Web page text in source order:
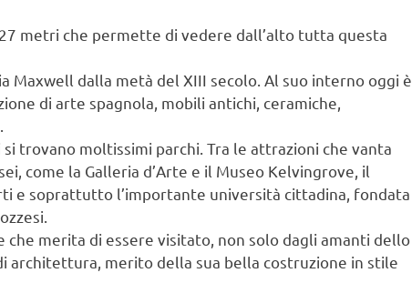
metri che permette di vedere dall’alto tutta questa
Maxwell dalla metà del XIII secolo. Al suo interno oggi è
di arte spagnola, mobili antichi, ceramiche,
trovano moltissimi parchi. Tra le attrazioni che vanta
come la Galleria d’Arte e il Museo Kelvingrove, il
e soprattutto l’importante università cittadina, fondata
che merita di essere visitato, non solo dagli amanti dello
architettura, merito della sua bella costruzione in stile